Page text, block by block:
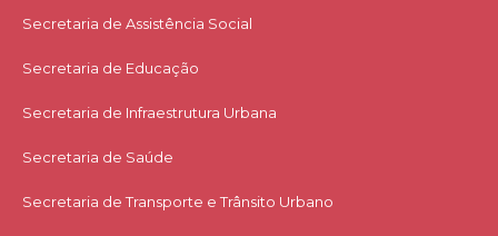
Secretaria de Assistência Social
Secretaria de Educação
Secretaria de Infraestrutura Urbana
Secretaria de Saúde
Secretaria de Transporte e Trânsito Urbano